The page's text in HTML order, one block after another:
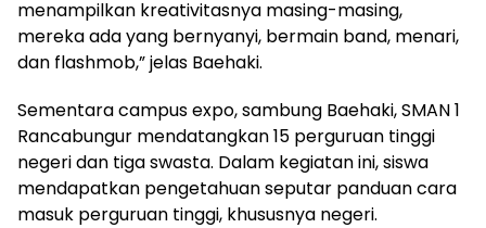
menampilkan kreativitasnya masing-masing,
mereka ada yang bernyanyi, bermain band, menari,
dan flashmob,” jelas Baehaki.
Sementara campus expo, sambung Baehaki, SMAN 1
Rancabungur mendatangkan 15 perguruan tinggi
negeri dan tiga swasta. Dalam kegiatan ini, siswa
mendapatkan pengetahuan seputar panduan cara
masuk perguruan tinggi, khususnya negeri.